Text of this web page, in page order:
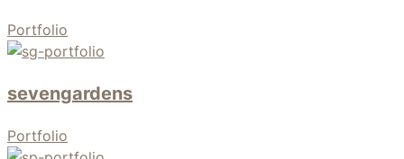
Portfolio
sevengardens
Portfolio